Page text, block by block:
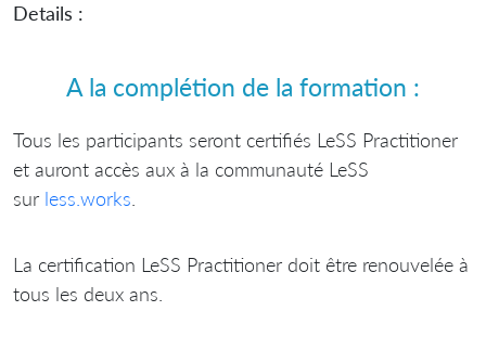
Details :
A la complétion de la formation :
Tous les participants seront certifiés LeSS Practitioner
et auront accès aux à la communauté LeSS
sur less.works
La certification LeSS Practitioner doit être renouvelée à
tous les deux ans.